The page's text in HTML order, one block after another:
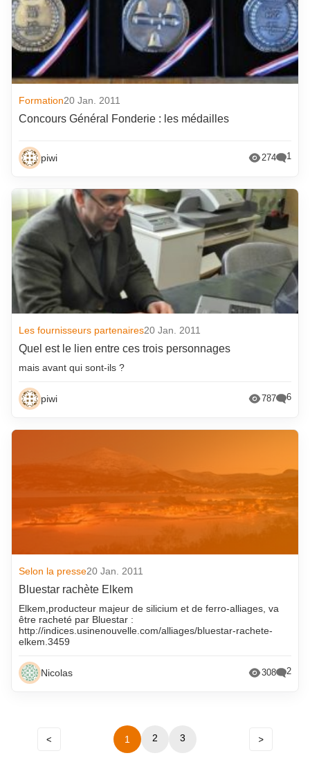
Formation20 Jan. 2011
Concours Général Fonderie : les médailles
piwi 274 1
Les fournisseurs partenaires20 Jan. 2011
Quel est le lien entre ces trois personnages
mais avant qui sont-ils ?
piwi 787 6
Selon la presse20 Jan. 2011
Bluestar rachète Elkem
Elkem,producteur majeur de silicium et de ferro-alliages, va
être racheté par Bluestar :
http://indices.usinenouvelle.com/alliages/bluestar-rachete-
elkem.3459
Nicolas 308 2
Navigation
1 2 3 Suivant